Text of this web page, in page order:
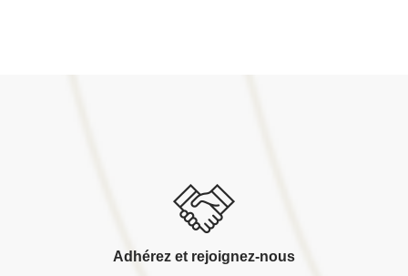
Adhérez et rejoignez-nous